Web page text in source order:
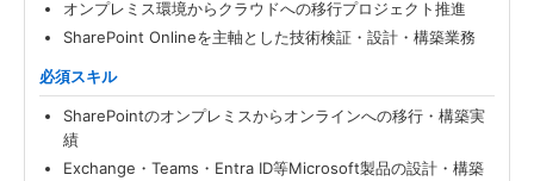
オンプレミス環境からクラウドへの移行プロジェクト推進
SharePoint Onlineを主軸とした技術検証・設計・構築業務
必須スキル
SharePointのオンプレミスからオンラインへの移行・構築実
績
Exchange・Teams・Entra ID等Microsoft製品の設計・構築